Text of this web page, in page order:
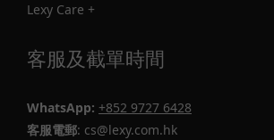
Lexy Care +
客服及截單時間
WhatsApp: +852 9727 6428
客服電郵: cs@lexy.com.hk